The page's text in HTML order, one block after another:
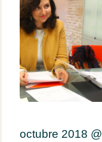
octubre 2018 @